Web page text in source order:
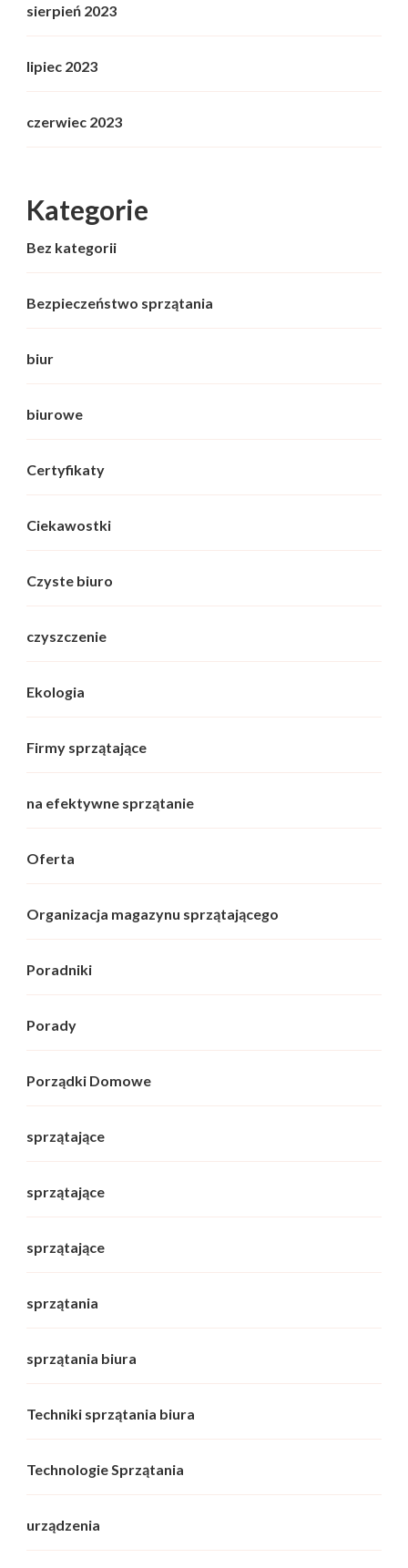
sierpień 2023
lipiec 2023
czerwiec 2023
Kategorie
Bez kategorii
Bezpieczeństwo sprzątania
biur
biurowe
Certyfikaty
Ciekawostki
Czyste biuro
czyszczenie
Ekologia
Firmy sprzątające
na efektywne sprzątanie
Oferta
Organizacja magazynu sprzątającego
Poradniki
Porady
Porządki Domowe
sprzątające
sprzątające
sprzątające
sprzątania
sprzątania biura
Techniki sprzątania biura
Technologie Sprzątania
urządzenia